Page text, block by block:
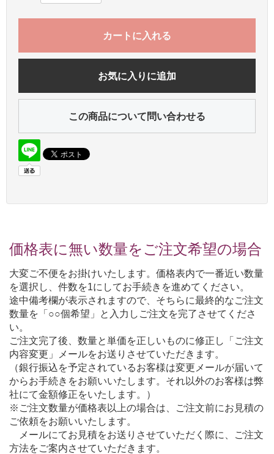
カートに入れる
お気に入りに追加
この商品について問い合わせる
価格表に無い数量をご注文希望の場合
大変ご不便をお掛けいたします。価格表内で一番近い数量
を選択し、件数を1にしてお手続きを進めてください。
途中備考欄が表示されますので、そちらに最終的なご注文
数量を「○○個希望」と入力しご注文を完了させてくださ
い。
ご注文完了後、数量と単価を正しいものに修正し「ご注文
内容変更」メールをお送りさせていただきます。
（銀行振込を予定されているお客様は変更メールが届いて
からお手続きをお願いいたします。それ以外のお客様は弊
社にて金額修正をいたします。）
※ご注文数量が価格表以上の場合は、ご注文前にお見積の
ご依頼をお願いいたします。
メールにてお見積をお送りさせていただく際に、ご注文
方法をご案内させていただきます。